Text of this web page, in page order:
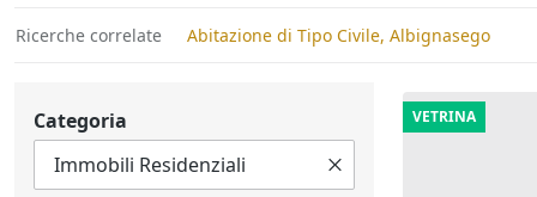
Ricerche correlate Abitazione di Tipo Civile, Albignasego
Categoria VETRINA